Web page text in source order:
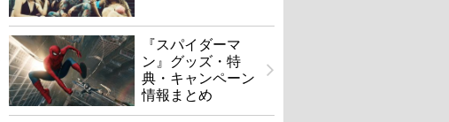
『スパイダーマ
ン』グッズ・特
典・キャンペーン
情報まとめ